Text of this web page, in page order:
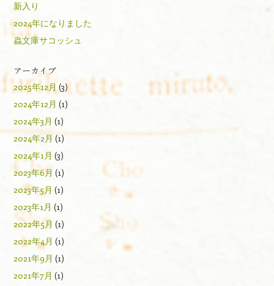
新入り
2024年になりました
蟲文庫サコッシュ
アーカイブ
2025年12月(3)
2024年12月 (1)
2024年3月 (1)
2024年2月 (1)
2024年1月 (3)
2023年6月 (1)
2023年5月 (1)
2023年1月 (1)
2022年5月 (1)
2022年4月 (1)
2021年9月 (1)
2021年7月 (1)